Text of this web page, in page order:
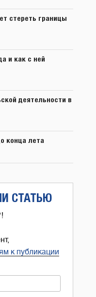
стереть границы
и как с ней
деятельности в
конца лета
СТАТЬЮ
к публикации